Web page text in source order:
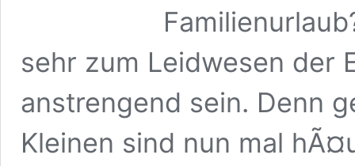
sehr zum Leidwesen der
anstrengend sein. Denn
Kleinen sind nun mal